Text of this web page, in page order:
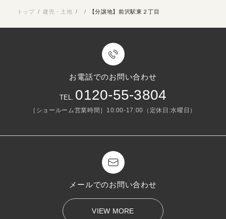
トップ / 建売・土地 / / 【分譲地】前沢駅東２丁目
お電話でのお問い合わせ
TEL. 0120-55-3804
［ショールーム営業時間］10:00-17:00（定休日:水曜日）
メールでのお問い合わせ
VIEW MORE